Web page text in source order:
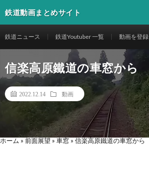
鉄道動画まとめサイト
鉄道ニュース 鉄道Youtuber 一覧 動画を登録
信楽高原鐵道の車窓から
2022.12.14 動画
ホーム » 前面展望 » 車窓 » 信楽高原鐵道の車窓から